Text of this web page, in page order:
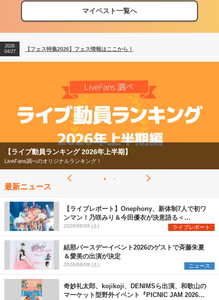
マイベスト一覧へ
【フェス特集2026】フェス情報はここから！
【ライブ動員ランキング】2026年上半期編発表！
2026
04/27
【フェス特集2026】フェス情報はここから！
2026
【フェス特集2026】
今年もフェスの季節がやってきた！
最新ニュース
【ライブレポート】Onephony、新体制7人で初ワ
ンマン！乃咲みり＆今田優衣が決意語る＜
Onephony新体制1st Oneman Live はじまりの夏
＞
2026/08/08 (土) ライブレポート
結那バースデーイベント2026のゲストで斉藤朱夏
＆愛美の出演が決定
2026/08/08 (土) ニュース
奇妙礼太郎、kojikoji、DENIMSら出演、和歌山の
マーケット型野外イベント『PICNIC JAM 2026』